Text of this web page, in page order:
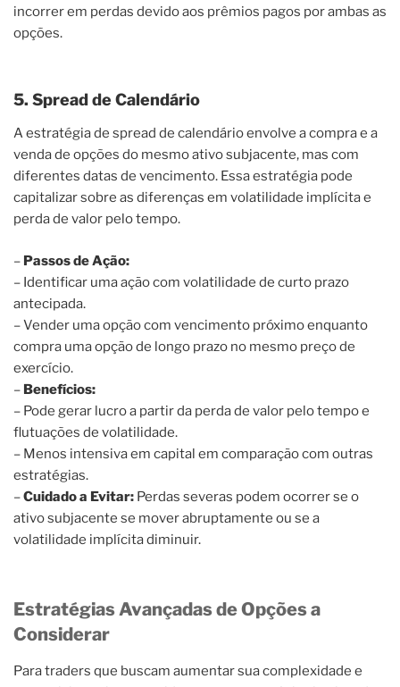
incorrer em perdas devido aos prêmios pagos por ambas as
opções.
5. Spread de Calendário
A estratégia de spread de calendário envolve a compra e a
venda de opções do mesmo ativo subjacente, mas com
diferentes datas de vencimento. Essa estratégia pode
capitalizar sobre as diferenças em volatilidade implícita e
perda de valor pelo tempo.
– Passos de Ação:
– Identificar uma ação com volatilidade de curto prazo
antecipada.
– Vender uma opção com vencimento próximo enquanto
compra uma opção de longo prazo no mesmo preço de
exercício.
– Benefícios:
– Pode gerar lucro a partir da perda de valor pelo tempo e
flutuações de volatilidade.
– Menos intensiva em capital em comparação com outras
estratégias.
–Cuidado a Evitar: Perdas severas podem ocorrer se o
ativo subjacente se mover abruptamente ou se a
volatilidade implícita diminuir.
Estratégias Avançadas de Opções a
Considerar
Para traders que buscam aumentar sua complexidade e